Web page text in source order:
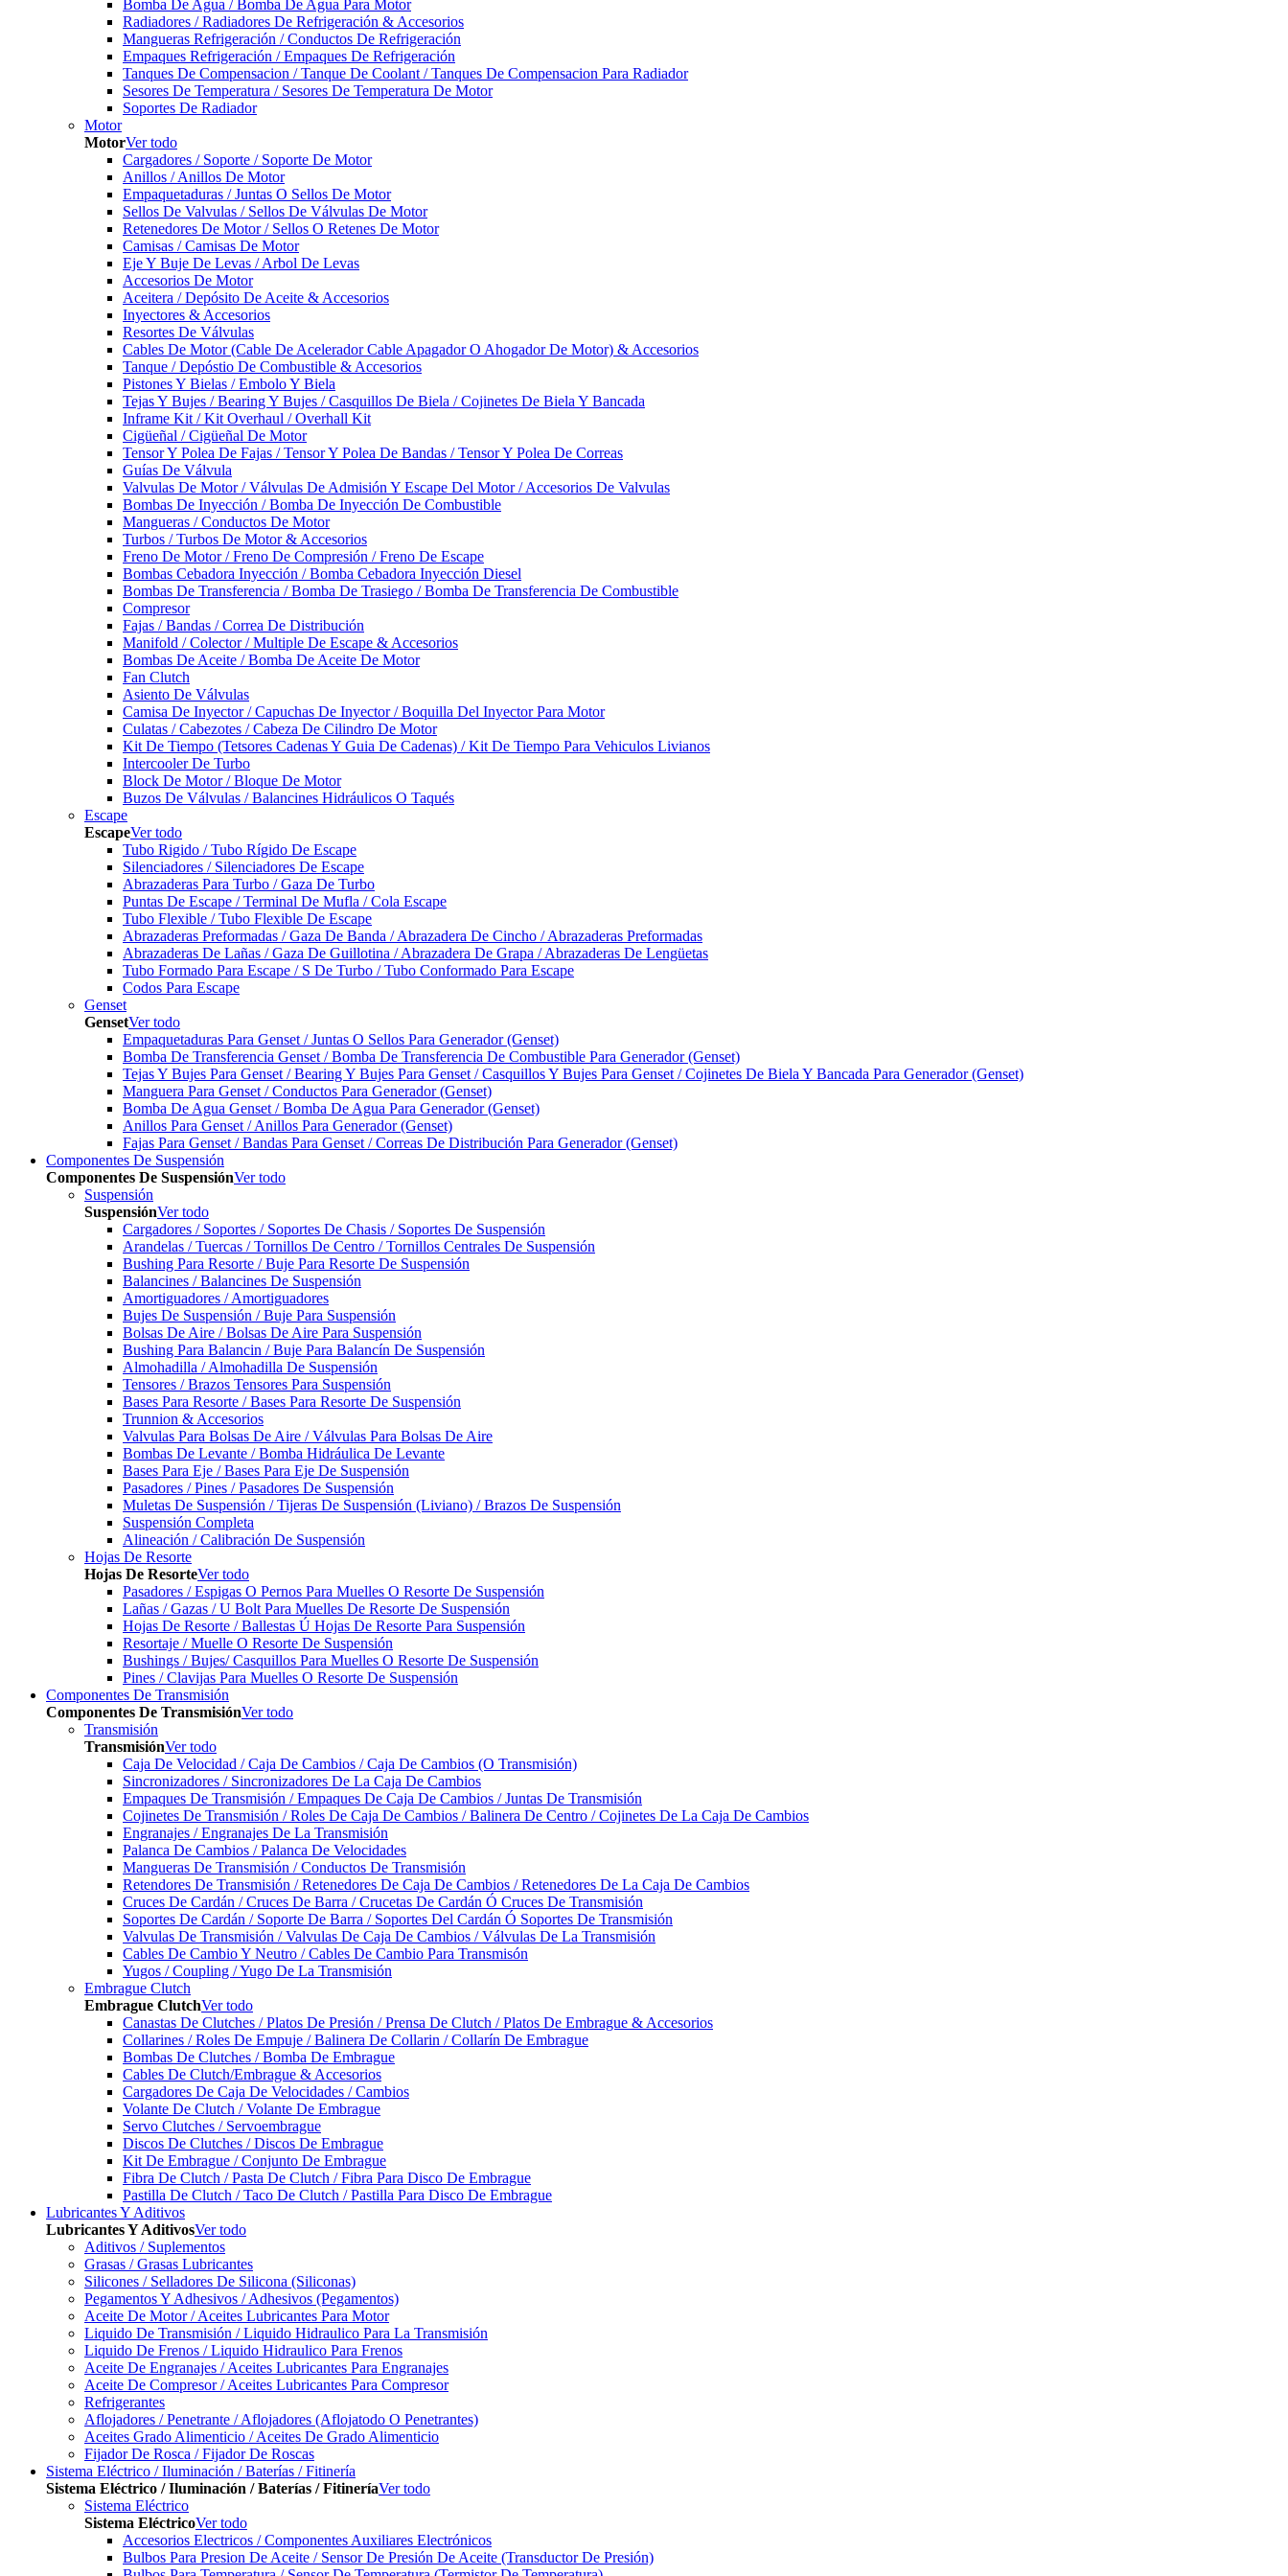
Bomba De Agua / Bomba De Agua Para Motor
Radiadores / Radiadores De Refrigeración & Accesorios
Mangueras Refrigeración / Conductos De Refrigeración
Empaques Refrigeración / Empaques De Refrigeración
Tanques De Compensacion / Tanque De Coolant / Tanques De Compensacion Para Radiador
Sesores De Temperatura / Sesores De Temperatura De Motor
Soportes De Radiador
Motor
MotorVer todo
Cargadores / Soporte / Soporte De Motor
Anillos / Anillos De Motor
Empaquetaduras / Juntas O Sellos De Motor
Sellos De Valvulas / Sellos De Válvulas De Motor
Retenedores De Motor / Sellos O Retenes De Motor
Camisas / Camisas De Motor
Eje Y Buje De Levas / Arbol De Levas
Accesorios De Motor
Aceitera / Depósito De Aceite & Accesorios
Inyectores & Accesorios
Resortes De Válvulas
Cables De Motor (Cable De Acelerador Cable Apagador O Ahogador De Motor) & Accesorios
Tanque / Depóstio De Combustible & Accesorios
Pistones Y Bielas / Embolo Y Biela
Tejas Y Bujes / Bearing Y Bujes / Casquillos De Biela / Cojinetes De Biela Y Bancada
Inframe Kit / Kit Overhaul / Overhall Kit
Cigüeñal / Cigüeñal De Motor
Tensor Y Polea De Fajas / Tensor Y Polea De Bandas / Tensor Y Polea De Correas
Guías De Válvula
Valvulas De Motor / Válvulas De Admisión Y Escape Del Motor / Accesorios De Valvulas
Bombas De Inyección / Bomba De Inyección De Combustible
Mangueras / Conductos De Motor
Turbos / Turbos De Motor & Accesorios
Freno De Motor / Freno De Compresión / Freno De Escape
Bombas Cebadora Inyección / Bomba Cebadora Inyección Diesel
Bombas De Transferencia / Bomba De Trasiego / Bomba De Transferencia De Combustible
Compresor
Fajas / Bandas / Correa De Distribución
Manifold / Colector / Multiple De Escape & Accesorios
Bombas De Aceite / Bomba De Aceite De Motor
Fan Clutch
Asiento De Válvulas
Camisa De Inyector / Capuchas De Inyector / Boquilla Del Inyector Para Motor
Culatas / Cabezotes / Cabeza De Cilindro De Motor
Kit De Tiempo (Tetsores Cadenas Y Guia De Cadenas) / Kit De Tiempo Para Vehiculos Livianos
Intercooler De Turbo
Block De Motor / Bloque De Motor
Buzos De Válvulas / Balancines Hidráulicos O Taqués
Escape
EscapeVer todo
Tubo Rigido / Tubo Rígido De Escape
Silenciadores / Silenciadores De Escape
Abrazaderas Para Turbo / Gaza De Turbo
Puntas De Escape / Terminal De Mufla / Cola Escape
Tubo Flexible / Tubo Flexible De Escape
Abrazaderas Preformadas / Gaza De Banda / Abrazadera De Cincho / Abrazaderas Preformadas
Abrazaderas De Lañas / Gaza De Guillotina / Abrazadera De Grapa / Abrazaderas De Lengüetas
Tubo Formado Para Escape / S De Turbo / Tubo Conformado Para Escape
Codos Para Escape
Genset
GensetVer todo
Empaquetaduras Para Genset / Juntas O Sellos Para Generador (Genset)
Bomba De Transferencia Genset / Bomba De Transferencia De Combustible Para Generador (Genset)
Tejas Y Bujes Para Genset / Bearing Y Bujes Para Genset / Casquillos Y Bujes Para Genset / Cojinetes De Biela Y Bancada Para Generador (Genset)
Manguera Para Genset / Conductos Para Generador (Genset)
Bomba De Agua Genset / Bomba De Agua Para Generador (Genset)
Anillos Para Genset / Anillos Para Generador (Genset)
Fajas Para Genset / Bandas Para Genset / Correas De Distribución Para Generador (Genset)
Componentes De Suspensión
Componentes De SuspensiónVer todo
Suspensión
SuspensiónVer todo
Cargadores / Soportes / Soportes De Chasis / Soportes De Suspensión
Arandelas / Tuercas / Tornillos De Centro / Tornillos Centrales De Suspensión
Bushing Para Resorte / Buje Para Resorte De Suspensión
Balancines / Balancines De Suspensión
Amortiguadores / Amortiguadores
Bujes De Suspensión / Buje Para Suspensión
Bolsas De Aire / Bolsas De Aire Para Suspensión
Bushing Para Balancin / Buje Para Balancín De Suspensión
Almohadilla / Almohadilla De Suspensión
Tensores / Brazos Tensores Para Suspensión
Bases Para Resorte / Bases Para Resorte De Suspensión
Trunnion & Accesorios
Valvulas Para Bolsas De Aire / Válvulas Para Bolsas De Aire
Bombas De Levante / Bomba Hidráulica De Levante
Bases Para Eje / Bases Para Eje De Suspensión
Pasadores / Pines / Pasadores De Suspensión
Muletas De Suspensión / Tijeras De Suspensión (Liviano) / Brazos De Suspensión
Suspensión Completa
Alineación / Calibración De Suspensión
Hojas De Resorte
Hojas De ResorteVer todo
Pasadores / Espigas O Pernos Para Muelles O Resorte De Suspensión
Lañas / Gazas / U Bolt Para Muelles De Resorte De Suspensión
Hojas De Resorte / Ballestas Ú Hojas De Resorte Para Suspensión
Resortaje / Muelle O Resorte De Suspensión
Bushings / Bujes/ Casquillos Para Muelles O Resorte De Suspensión
Pines / Clavijas Para Muelles O Resorte De Suspensión
Componentes De Transmisión
Componentes De TransmisiónVer todo
Transmisión
TransmisiónVer todo
Caja De Velocidad / Caja De Cambios / Caja De Cambios (O Transmisión)
Sincronizadores / Sincronizadores De La Caja De Cambios
Empaques De Transmisión / Empaques De Caja De Cambios / Juntas De Transmisión
Cojinetes De Transmisión / Roles De Caja De Cambios / Balinera De Centro / Cojinetes De La Caja De Cambios
Engranajes / Engranajes De La Transmisión
Palanca De Cambios / Palanca De Velocidades
Mangueras De Transmisión / Conductos De Transmisión
Retendores De Transmisión / Retenedores De Caja De Cambios / Retenedores De La Caja De Cambios
Cruces De Cardán / Cruces De Barra / Crucetas De Cardán Ó Cruces De Transmisión
Soportes De Cardán / Soporte De Barra / Soportes Del Cardán Ó Soportes De Transmisión
Valvulas De Transmisión / Valvulas De Caja De Cambios / Válvulas De La Transmisión
Cables De Cambio Y Neutro / Cables De Cambio Para Transmisón
Yugos / Coupling / Yugo De La Transmisión
Embrague Clutch
Embrague ClutchVer todo
Canastas De Clutches / Platos De Presión / Prensa De Clutch / Platos De Embrague & Accesorios
Collarines / Roles De Empuje / Balinera De Collarin / Collarín De Embrague
Bombas De Clutches / Bomba De Embrague
Cables De Clutch/Embrague & Accesorios
Cargadores De Caja De Velocidades / Cambios
Volante De Clutch / Volante De Embrague
Servo Clutches / Servoembrague
Discos De Clutches / Discos De Embrague
Kit De Embrague / Conjunto De Embrague
Fibra De Clutch / Pasta De Clutch / Fibra Para Disco De Embrague
Pastilla De Clutch / Taco De Clutch / Pastilla Para Disco De Embrague
Lubricantes Y Aditivos
Lubricantes Y AditivosVer todo
Aditivos / Suplementos
Grasas / Grasas Lubricantes
Silicones / Selladores De Silicona (Siliconas)
Pegamentos Y Adhesivos / Adhesivos (Pegamentos)
Aceite De Motor / Aceites Lubricantes Para Motor
Liquido De Transmisión / Liquido Hidraulico Para La Transmisión
Liquido De Frenos / Liquido Hidraulico Para Frenos
Aceite De Engranajes / Aceites Lubricantes Para Engranajes
Aceite De Compresor / Aceites Lubricantes Para Compresor
Refrigerantes
Aflojadores / Penetrante / Aflojadores (Aflojatodo O Penetrantes)
Aceites Grado Alimenticio / Aceites De Grado Alimenticio
Fijador De Rosca / Fijador De Roscas
Sistema Eléctrico / Iluminación / Baterías / Fitinería
Sistema Eléctrico / Iluminación / Baterías / FitineríaVer todo
Sistema Eléctrico
Sistema EléctricoVer todo
Accesorios Electricos / Componentes Auxiliares Electrónicos
Bulbos Para Presion De Aceite / Sensor De Presión De Aceite (Transductor De Presión)